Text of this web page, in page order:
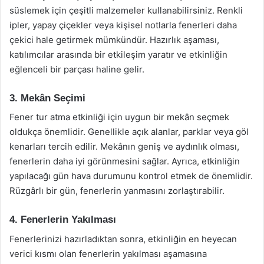
süslemek için çeşitli malzemeler kullanabilirsiniz. Renkli
ipler, yapay çiçekler veya kişisel notlarla fenerleri daha
çekici hale getirmek mümkündür. Hazırlık aşaması,
katılımcılar arasında bir etkileşim yaratır ve etkinliğin
eğlenceli bir parçası haline gelir.
3. Mekân Seçimi
Fener tur atma etkinliği için uygun bir mekân seçmek
oldukça önemlidir. Genellikle açık alanlar, parklar veya göl
kenarları tercih edilir. Mekânın geniş ve aydınlık olması,
fenerlerin daha iyi görünmesini sağlar. Ayrıca, etkinliğin
yapılacağı gün hava durumunu kontrol etmek de önemlidir.
Rüzgârlı bir gün, fenerlerin yanmasını zorlaştırabilir.
4. Fenerlerin Yakılması
Fenerlerinizi hazırladıktan sonra, etkinliğin en heyecan
verici kısmı olan fenerlerin yakılması aşamasına